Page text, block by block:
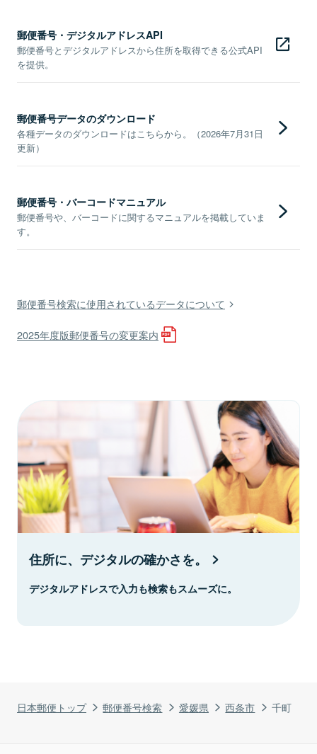
日本郵便トップ 郵便番号検索 愛媛県 西条市 千町
郵便番号・デジタルアドレスAPI
郵便番号とデジタルアドレスから住所を取得できる公式API
を提供。
郵便番号データのダウンロード
各種データのダウンロードはこちらから。（2026年7月31日
更新）
郵便番号・バーコードマニュアル
郵便番号や、バーコードに関するマニュアルを掲載していま
す。
郵便番号検索に使用されているデータについて
2025年度版郵便番号の変更案内
住所に、デジタルの確かさを。
デジタルアドレスで入力も検索もスムーズに。